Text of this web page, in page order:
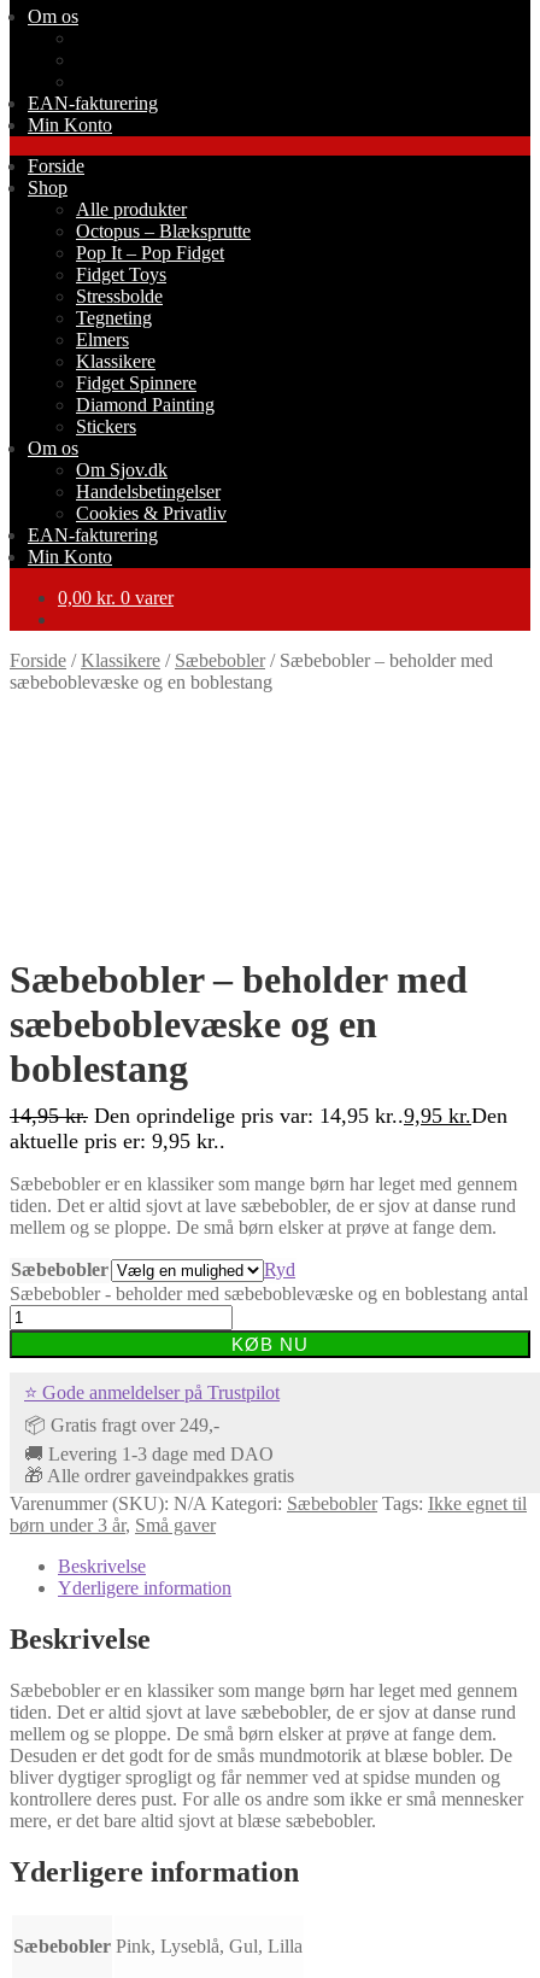
Om os
EAN-fakturering
Min Konto
Forside
Shop
Alle produkter
Octopus – Blæksprutte
Pop It – Pop Fidget
Fidget Toys
Stressbolde
Tegneting
Elmers
Klassikere
Fidget Spinnere
Diamond Painting
Stickers
Om os
Om Sjov.dk
Handelsbetingelser
Cookies & Privatliv
EAN-fakturering
Min Konto
0,00 kr. 0 varer
Forside /Klassikere / Sæbebobler/ Sæbebobler – beholder med
sæbeboblevæske og en boblestang
Sæbebobler – beholder med
sæbeboblevæske og en
boblestang
14,95kr. Den oprindelige pris var: 14,95 kr..9,95 kr.Den
aktuelle pris er: 9,95 kr..
Sæbebobler er en klassiker som mange børn har leget med gennem
tiden. Det er altid sjovt at lave sæbebobler, de er sjov at danse rund
mellem og se ploppe. De små børn elsker at prøve at fange dem.
Sæbebobler
Ryd
Sæbebobler - beholder med sæbeboblevæske og en boblestang antal
KØB NU
⭐ Gode anmeldelser på Trustpilot
📦 Gratis fragt over 249,-
🚚 Levering 1-3 dage med DAO
🎁 Alle ordrer gaveindpakkes gratis
Varenummer (SKU): N/A Kategori: Sæbebobler Tags: Ikke egnet til
børn under 3 år, Små gaver
Beskrivelse
Yderligere information
Beskrivelse
Sæbebobler er en klassiker som mange børn har leget med gennem
tiden. Det er altid sjovt at lave sæbebobler, de er sjov at danse rund
mellem og se ploppe. De små børn elsker at prøve at fange dem.
Desuden er det godt for de smås mundmotorik at blæse bobler. De
bliver dygtiger sprogligt og får nemmer ved at spidse munden og
kontrollere deres pust. For alle os andre som ikke er små mennesker
mere, er det bare altid sjovt at blæse sæbebobler.
Yderligere information
Sæbebobler Pink, Lyseblå, Gul, Lilla